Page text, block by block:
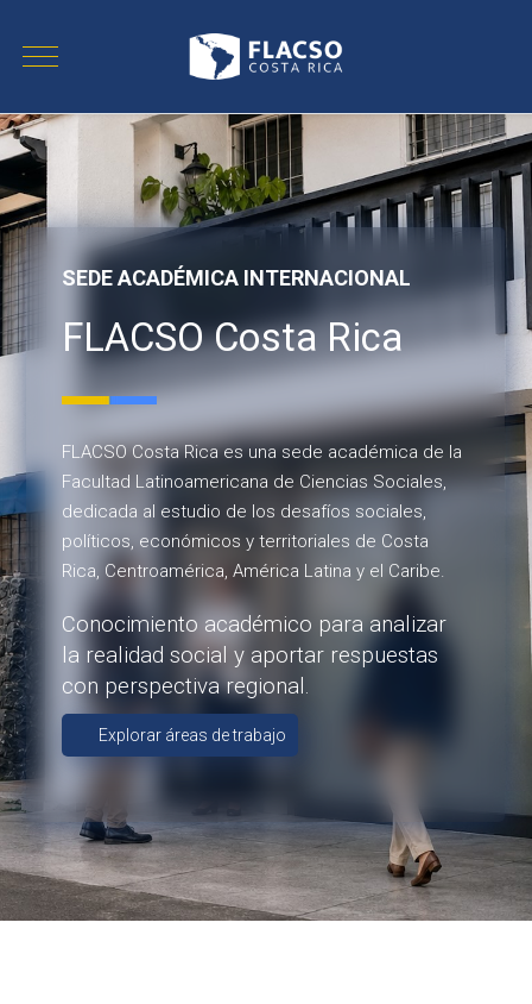
SEDE ACADÉMICA INTERNACIONAL
FLACSO Costa Rica
FLACSO Costa Rica es una sede académica de la
Facultad Latinoamericana de Ciencias Sociales,
dedicada al estudio de los desafíos sociales,
políticos, económicos y territoriales de Costa
Rica, Centroamérica, América Latina y el Caribe.
Conocimiento académico para analizar
la realidad social y aportar respuestas
con perspectiva regional.
Explorar áreas de trabajo